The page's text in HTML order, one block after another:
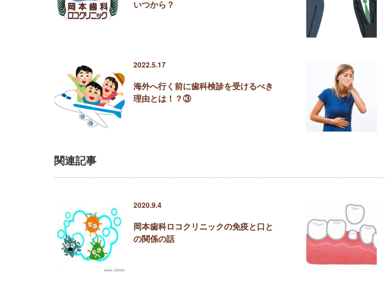
いつから？
2022.5.17
海外へ行く前に歯科検診を受けるべき
理由とは！？③
関連記事
2020.9.4
岡本歯科ロコクリニックの免疫と口と
の関係の話